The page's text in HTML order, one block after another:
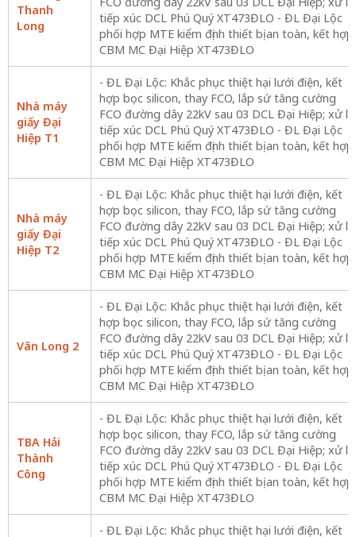
Thanh
Long
tiếp xúc DCL Phú Quý XT473ĐLO - ĐL Đại Lộc
phối hợp MTE kiểm định thiết bị an toàn, kết hợp
CBM MC Đại Hiệp XT473ĐLO
Nhà máy
giấy Đại
Hiệp T1
- ĐL Đại Lộc: Khắc phục thiệt hại lưới điện, kết
hợp bọc silicon, thay FCO, lắp sứ tăng cường
FCO đường dây 22kV sau 03 DCL Đại Hiệp; xử lý
tiếp xúc DCL Phú Quý XT473ĐLO - ĐL Đại Lộc
phối hợp MTE kiểm định thiết bị an toàn, kết hợp
CBM MC Đại Hiệp XT473ĐLO
Nhà máy
giấy Đại
Hiệp T2
- ĐL Đại Lộc: Khắc phục thiệt hại lưới điện, kết
hợp bọc silicon, thay FCO, lắp sứ tăng cường
FCO đường dây 22kV sau 03 DCL Đại Hiệp; xử lý
tiếp xúc DCL Phú Quý XT473ĐLO - ĐL Đại Lộc
phối hợp MTE kiểm định thiết bị an toàn, kết hợp
CBM MC Đại Hiệp XT473ĐLO
Vân Long 2
- ĐL Đại Lộc: Khắc phục thiệt hại lưới điện, kết
hợp bọc silicon, thay FCO, lắp sứ tăng cường
FCO đường dây 22kV sau 03 DCL Đại Hiệp; xử lý
tiếp xúc DCL Phú Quý XT473ĐLO - ĐL Đại Lộc
phối hợp MTE kiểm định thiết bị an toàn, kết hợp
CBM MC Đại Hiệp XT473ĐLO
TBA Hải
Thành
Công
- ĐL Đại Lộc: Khắc phục thiệt hại lưới điện, kết
hợp bọc silicon, thay FCO, lắp sứ tăng cường
FCO đường dây 22kV sau 03 DCL Đại Hiệp; xử lý
tiếp xúc DCL Phú Quý XT473ĐLO - ĐL Đại Lộc
phối hợp MTE kiểm định thiết bị an toàn, kết hợp
CBM MC Đại Hiệp XT473ĐLO
- ĐL Đại Lộc: Khắc phục thiệt hại lưới điện, kết